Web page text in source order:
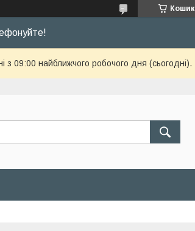
Кошик
з 09:00 найближчого робочого дня (сьогодні).